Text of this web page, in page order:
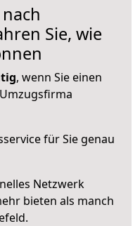
Sie, wie
, wenn Sie einen
für Sie genau
Netzwerk
bieten als manch